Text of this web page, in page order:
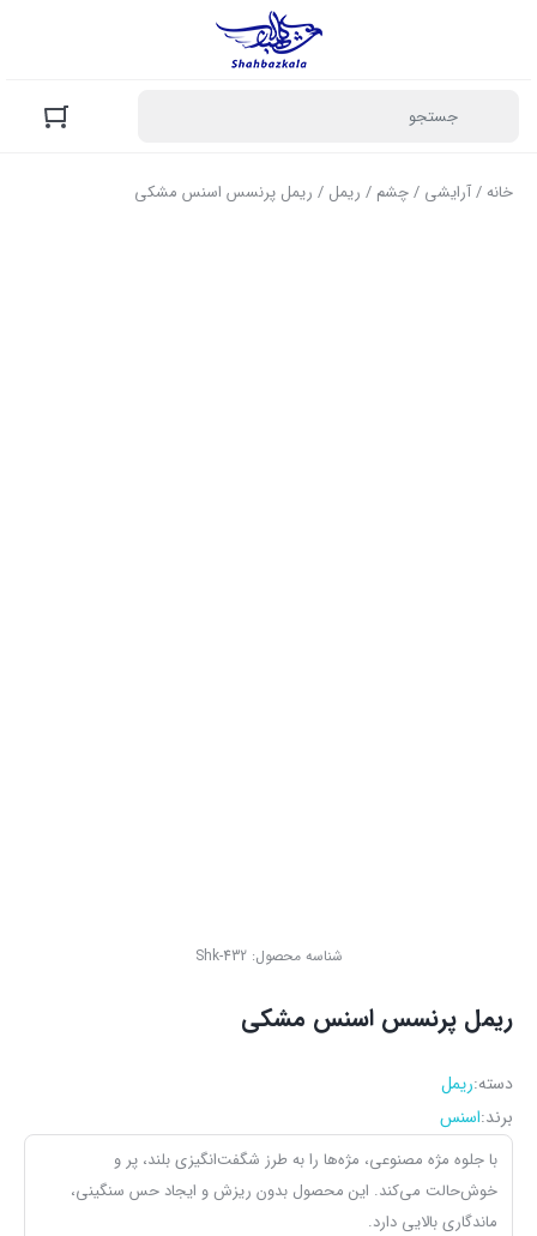
خانه/آرایشی /چشم / ریمل / ریمل پرنسس اسنس مشکی
شناسه محصول:Shk-432
ریمل پرنسس اسنس مشکی
دسته:ریمل
برند:اسنس
با جلوه مژه مصنوعی، مژه‌ها را به طرز شگفت‌انگیزی بلند، پر و
خوش‌حالت می‌کند. این محصول بدون ریزش و ایجاد حس سنگینی،
ماندگاری بالایی دارد.